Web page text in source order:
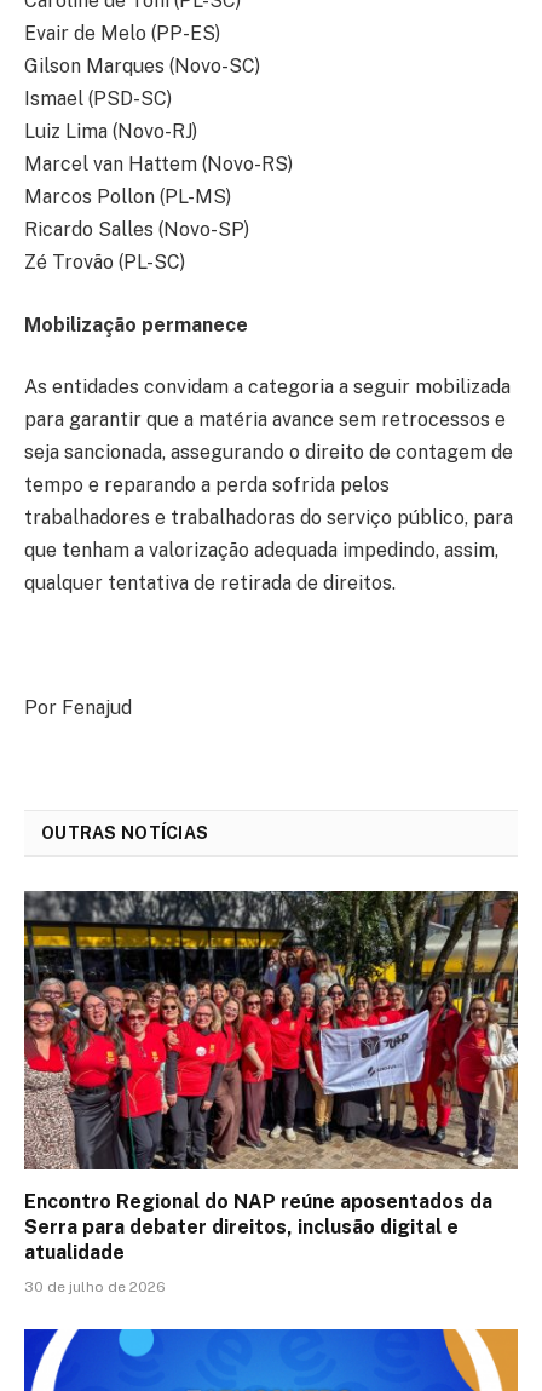
Evair de Melo (PP-ES)
Gilson Marques (Novo-SC)
Ismael (PSD-SC)
Luiz Lima (Novo-RJ)
Marcel van Hattem (Novo-RS)
Marcos Pollon (PL-MS)
Ricardo Salles (Novo-SP)
Zé Trovão (PL-SC)
Mobilização permanece
As entidades convidam a categoria a seguir mobilizada
para garantir que a matéria avance sem retrocessos e
seja sancionada, assegurando o direito de contagem de
tempo e reparando a perda sofrida pelos
trabalhadores e trabalhadoras do serviço público, para
que tenham a valorização adequada impedindo, assim,
qualquer tentativa de retirada de direitos.
Por Fenajud
OUTRAS NOTÍCIAS
Encontro Regional do NAP reúne aposentados da
Serra para debater direitos, inclusão digital e
atualidade
30 de julho de 2026